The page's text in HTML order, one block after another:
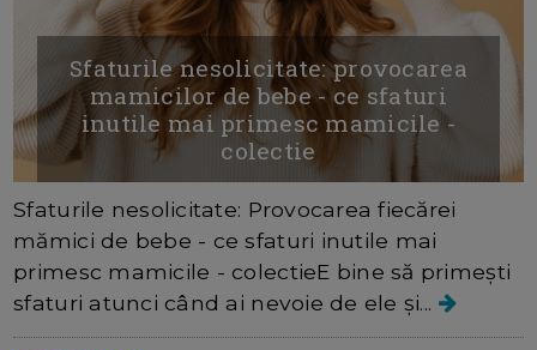
Sfaturile nesolicitate: provocarea
mamicilor de bebe - ce sfaturi
inutile mai primesc mamicile -
colectie
Sfaturile nesolicitate: Provocarea fiecărei
mămici de bebe - ce sfaturi inutile mai
primesc mamicile - colectieE bine să primești
sfaturi atunci când ai nevoie de ele și...